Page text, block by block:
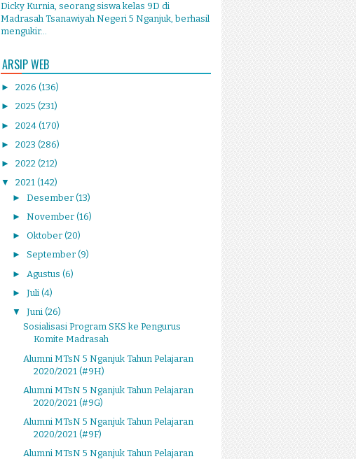
Dicky Kurnia, seorang siswa kelas 9D di
Madrasah Tsanawiyah Negeri 5 Nganjuk, berhasil
mengukir...
ARSIP WEB
► 2026 (136)
► 2025 (231)
► 2024 (170)
► 2023 (286)
► 2022 (212)
▼ 2021 (142)
► Desember (13)
► November (16)
► Oktober (20)
► September (9)
► Agustus (6)
► Juli (4)
▼ Juni (26)
Sosialisasi Program SKS ke Pengurus
Komite Madrasah
Alumni MTsN 5 Nganjuk Tahun Pelajaran
2020/2021 (#9H)
Alumni MTsN 5 Nganjuk Tahun Pelajaran
2020/2021 (#9G)
Alumni MTsN 5 Nganjuk Tahun Pelajaran
2020/2021 (#9F)
Alumni MTsN 5 Nganjuk Tahun Pelajaran